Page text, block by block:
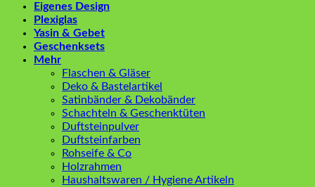
Eigenes Design
Plexiglas
Yasin & Gebet
Geschenksets
Mehr
Flaschen & Gläser
Deko & Bastelartikel
Satinbänder & Dekobänder
Schachteln & Geschenktüten
Duftsteinpulver
Duftsteinfarben
Rohseife & Co
Holzrahmen
Haushaltswaren / Hygiene Artikeln